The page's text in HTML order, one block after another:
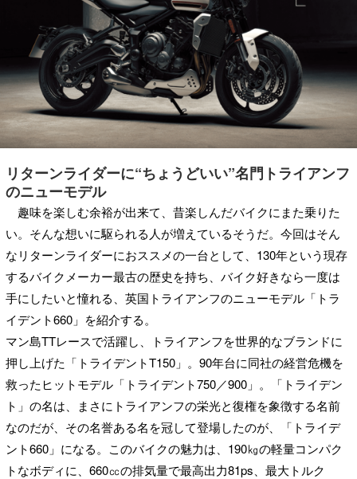
リターンライダーに“ちょうどいい”名門トライアンフ
のニューモデル
趣味を楽しむ余裕が出来て、昔楽しんだバイクにまた乗りた
い。そんな想いに駆られる人が増えているそうだ。今回はそん
なリターンライダーにおススメの一台として、130年という現存
するバイクメーカー最古の歴史を持ち、バイク好きなら一度は
手にしたいと憧れる、英国トライアンフのニューモデル「トラ
イデント660」を紹介する。
マン島TTレースで活躍し、トライアンフを世界的なブランドに
押し上げた「トライデントT150」。90年台に同社の経営危機を
救ったヒットモデル「トライデント750／900」。「トライデン
ト」の名は、まさにトライアンフの栄光と復権を象徴する名前
なのだが、その名誉ある名を冠して登場したのが、「トライデ
ント660」になる。このバイクの魅力は、190㎏の軽量コンパク
トなボディに、660㏄の排気量で最高出力81ps、最大トルク